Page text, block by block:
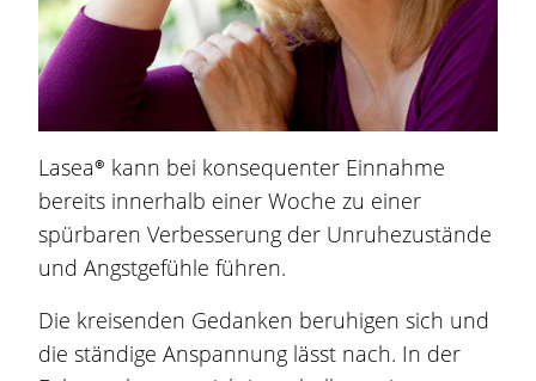
Lasea® kann bei konsequenter Einnahme
bereits innerhalb einer Woche zu einer
spürbaren Verbesserung der Unruhezustände
und Angstgefühle führen.
Die kreisenden Gedanken beruhigen sich und
die ständige Anspannung lässt nach. In der